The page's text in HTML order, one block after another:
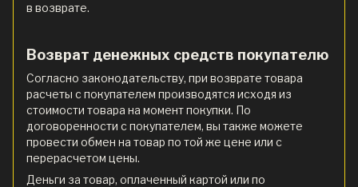
в возврате.
Возврат денежных средств покупателю
Согласно законодательству, при возврате товара
расчеты с покупателем производятся исходя из
стоимости товара на момент покупки. По
договоренности с покупателем, вы также можете
провести обмен на товар по той же цене или с
перерасчетом цены.
Деньги за товар, оплаченный картой или по